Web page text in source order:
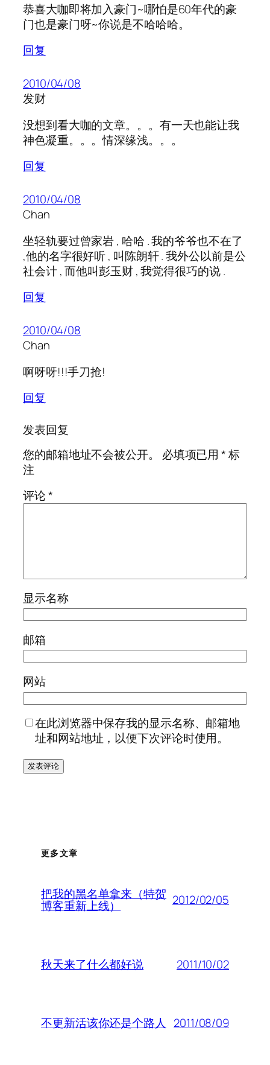
恭喜大咖即将加入豪门~哪怕是60年代的豪
门也是豪门呀~你说是不哈哈哈。
回复
2010/04/08
发财
没想到看大咖的文章。。。有一天也能让我
神色凝重。。。情深缘浅。。。
回复
2010/04/08
Chan
坐轻轨要过曾家岩 , 哈哈 . 我的爷爷也不在了
,他的名字很好听 , 叫陈朗轩 . 我外公以前是公
社会计 , 而他叫彭玉财 , 我觉得很巧的说 .
回复
2010/04/08
Chan
啊呀呀!!!手刀抢!
回复
发表回复
您的邮箱地址不会被公开。
必填项已用*标
注
评论*
显示名称
邮箱
网站
在此浏览器中保存我的显示名称、邮箱地
址和网站地址，以便下次评论时使用。
更多文章
把我的黑名单拿来（特贺
博客重新上线） 2012/02/05
秋天来了什么都好说 2011/10/02
不更新活该你还是个路人 2011/08/09